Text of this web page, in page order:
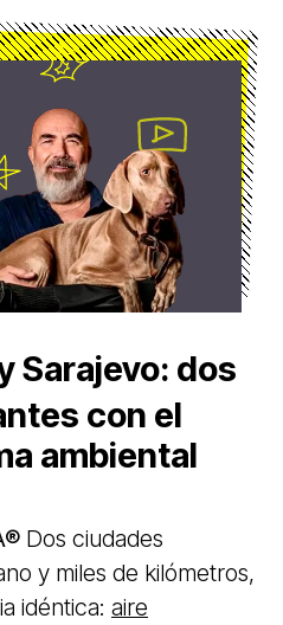
Sarajevo: dos
con el
ambiental
Dos ciudades
y miles de kilómetros,
idéntica: aire